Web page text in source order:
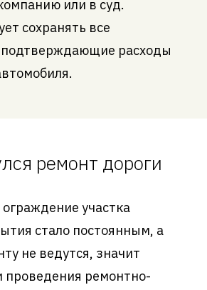
или в суд.
сохранять все
расходы
ремонт дороги
участка
стало постоянным, а
не ведутся, значит
проведения ремонтно-